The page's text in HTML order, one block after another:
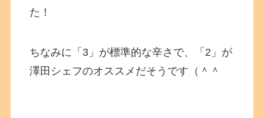
た！
ちなみに「3」が標準的な辛さで、「2」が
澤田シェフのオススメだそうです（＾＾